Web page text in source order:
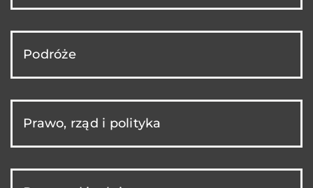
Podróże
Prawo, rząd i polityka